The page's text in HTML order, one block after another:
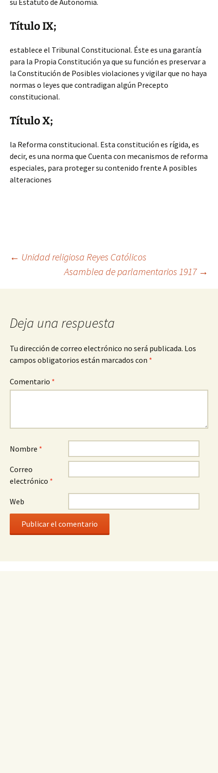
su Estatuto de Autonomía.
Título IX;
establece el Tribunal Constitucional. Éste es una garantía
para la Propia Constitución ya que su función es preservar a
la Constitución de Posibles violaciones y vigilar que no haya
normas o leyes que contradigan algún Precepto
constitucional.
Título X;
la Reforma constitucional. Esta constitución es rígida, es
decir, es una norma que Cuenta con mecanismos de reforma
especiales, para proteger su contenido frente A posibles
alteraciones
Navegación
de
entradas
← Unidad religiosa Reyes Católicos
Asamblea de parlamentarios 1917 →
Deja una respuesta
Tu dirección de correo electrónico no será publicada. Los
campos obligatorios están marcados con *
Comentario *
Nombre *
Correo
electrónico *
Web